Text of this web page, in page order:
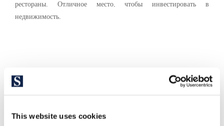
This website uses cookies
рестораны. Отличное место, чтобы инвестировать в
недвижимость.